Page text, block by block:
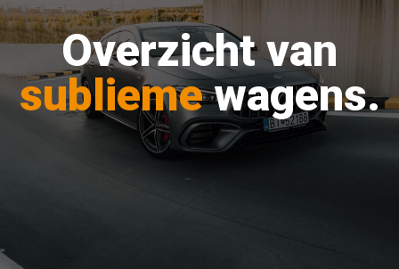
Overzicht van
subliemewagens.